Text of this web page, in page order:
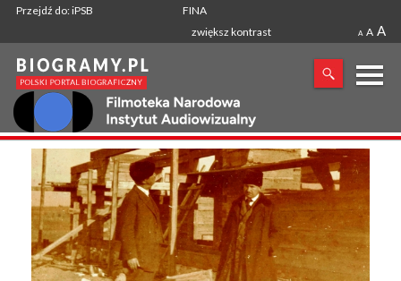
Przejdź do: iPSB
FINA
zwiększ kontrast
A A A
X
SZUKANA FRAZA